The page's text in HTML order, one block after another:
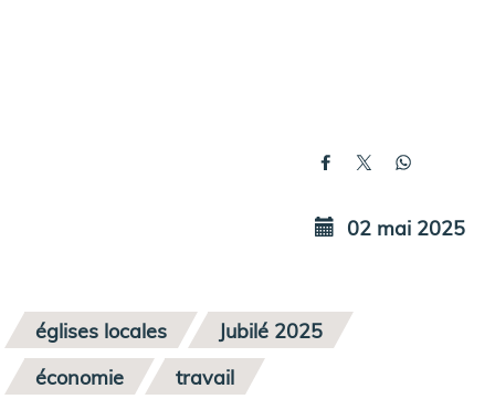
02 mai 2025
églises locales
Jubilé 2025
économie
travail